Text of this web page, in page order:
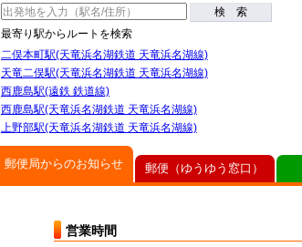
検 索
最寄り駅からルートを検索
二俣本町駅(天竜浜名湖鉄道 天竜浜名湖線)
天竜二俣駅(天竜浜名湖鉄道 天竜浜名湖線)
西鹿島駅(遠鉄 鉄道線)
西鹿島駅(天竜浜名湖鉄道 天竜浜名湖線)
上野部駅(天竜浜名湖鉄道 天竜浜名湖線)
郵便局からのお知らせ
営業時間
郵便（ゆうゆう窓口）